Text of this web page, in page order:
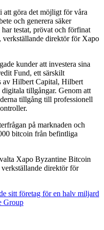
att göra det möjligt för våra
och generera säker
testat, prövat och förfinat
verkställande direktör för Xapo
kunder att investera sina
Fund, ett särskilt
av Hilbert Capital, Hilbert
tillgångar. Genom att
tillgång till professionell
på marknaden och
bitcoin från befintliga
Xapo Byzantine Bitcoin
direktör för
sitt företag för en halv miljard
Group